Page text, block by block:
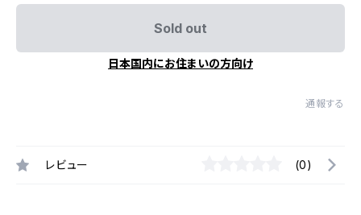
Sold out
日本国内にお住まいの方向け
通報する
レビュー (0)